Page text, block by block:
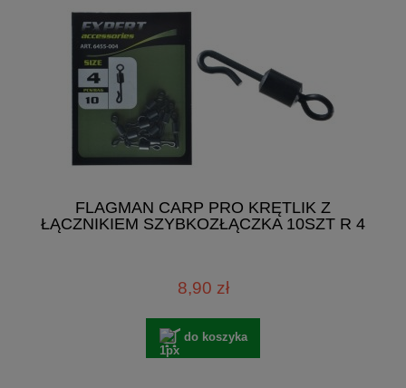
FLAGMAN CARP PRO KRĘTLIK Z
ŁĄCZNIKIEM SZYBKOZŁĄCZKA 10SZT R 4
8,90 zł
do koszyka